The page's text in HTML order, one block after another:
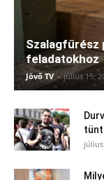
Szalagfűrész
feladatokhoz
Jövő TV - július 15,